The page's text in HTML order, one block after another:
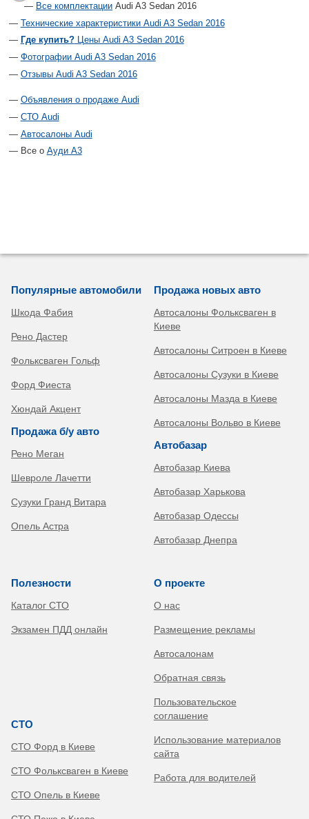
Все комплектации Audi A3 Sedan 2016
Технические характеристики Audi A3 Sedan 2016
Где купить?Цены Audi A3 Sedan 2016
Фотографии Audi A3 Sedan 2016
Отзывы Audi A3 Sedan 2016
Объявления о продаже Audi
СТО Audi
Автосалоны Audi
Все о Ауди А3
Популярные автомобили
Шкода Фабия
Рено Дастер
Фольксваген Гольф
Форд Фиеста
Хюндай Акцент
Продажа б/у авто
Рено Меган
Шевроле Лачетти
Сузуки Гранд Витара
Опель Астра
Продажа новых авто
Автосалоны Фольксваген в
Киеве
Автосалоны Ситроен в Киеве
Автосалоны Сузуки в Киеве
Автосалоны Мазда в Киеве
Автосалоны Вольво в Киеве
Автобазар
Автобазар Киева
Автобазар Харькова
Автобазар Одессы
Автобазар Днепра
Полезности
Каталог СТО
Экзамен ПДД онлайн
СТО
СТО Форд в Киеве
СТО Фольксваген в Киеве
СТО Опель в Киеве
О проекте
О нас
Размещение рекламы
Автосалонам
Обратная связь
Пользовательское
соглашение
Использование материалов
сайта
Работа для водителей